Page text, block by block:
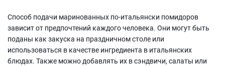
Способ подачи маринованных по-итальянски помидоров
зависит от предпочтений каждого человека. Они могут быть
поданы как закуска на праздничном столе или
использоваться в качестве ингредиента в итальянских
блюдах. Также можно добавлять их в сэндвичи, салаты или